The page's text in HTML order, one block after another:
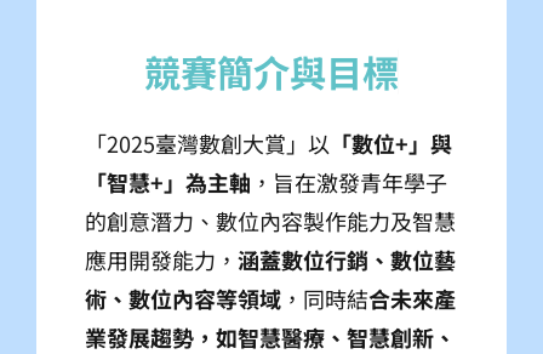
「2025臺灣數創大賞」以 「數位+」與
「智慧+」為主軸 ，旨在激發青年學子
的創意潛力、數位內容製作能力及智慧
應用開發能力， 涵蓋數位行銷、數位藝
術、數位內容等領域 ，同時結合未來產
業發展趨勢，如智慧醫療、智慧創新、